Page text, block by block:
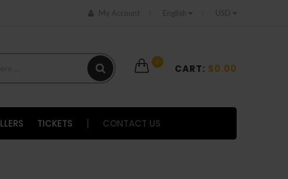
My Account English USD
0
CART: $0.00
TICKETS CONTACT US